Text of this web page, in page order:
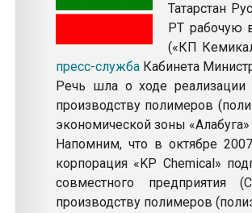
Татарстан
РТ рабочую
(«КП
пресс-служба Кабинета
Речь шла о ходе реализации
производству полимеров
экономической зоны «Алабуга»
Напомним, что в октябре
корпорация «KP Chemical»
совместного
производству полимеров